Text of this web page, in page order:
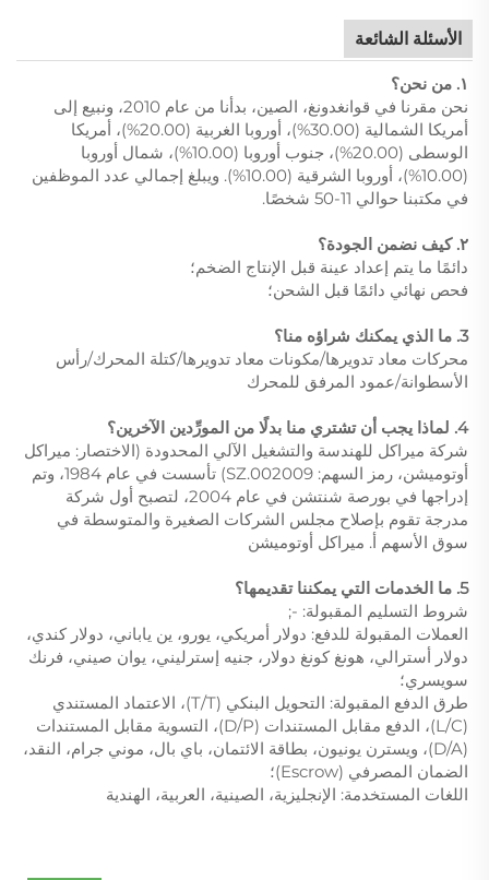
الأسئلة الشائعة
١. من نحن؟
نحن مقرنا في قوانغدونغ، الصين، بدأنا من عام 2010، ونبيع إلى
أمريكا الشمالية (30.00%)، أوروبا الغربية (20.00%)، أمريكا
الوسطى (20.00%)، جنوب أوروبا (10.00%)، شمال أوروبا
(10.00%)، أوروبا الشرقية (10.00%). ويبلغ إجمالي عدد الموظفين
في مكتبنا حوالي 11-50 شخصًا.
٢. كيف نضمن الجودة؟
دائمًا ما يتم إعداد عينة قبل الإنتاج الضخم؛
فحص نهائي دائمًا قبل الشحن؛
3. ما الذي يمكنك شراؤه منا؟
محركات معاد تدويرها/مكونات معاد تدويرها/كتلة المحرك/رأس
الأسطوانة/عمود المرفق للمحرك
4. لماذا يجب أن تشتري منا بدلًا من المورِّدين الآخرين؟
شركة ميراكل للهندسة والتشغيل الآلي المحدودة (الاختصار: ميراكل
أوتوميشن، رمز السهم: 002009.SZ) تأسست في عام 1984، وتم
إدراجها في بورصة شنتشن في عام 2004، لتصبح أول شركة
مدرجة تقوم بإصلاح مجلس الشركات الصغيرة والمتوسطة في
سوق الأسهم أ. ميراكل أوتوميشن
5. ما الخدمات التي يمكننا تقديمها؟
شروط التسليم المقبولة: -;
العملات المقبولة للدفع: دولار أمريكي، يورو، ين ياباني، دولار كندي،
دولار أسترالي، هونغ كونغ دولار، جنيه إسترليني، يوان صيني، فرنك
سويسري؛
طرق الدفع المقبولة: التحويل البنكي (T/T)، الاعتماد المستندي
(L/C)، الدفع مقابل المستندات (D/P)، التسوية مقابل المستندات
(D/A)، ويسترن يونيون، بطاقة الائتمان، باي بال، موني جرام، النقد،
الضمان المصرفي (Escrow)؛
اللغات المستخدمة: الإنجليزية، الصينية، العربية، الهندية